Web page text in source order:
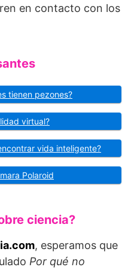
en contacto con los
tienen pezones?
virtual?
vida inteligente?
Polaroid
ciencia?
, esperamos que
Por qué no